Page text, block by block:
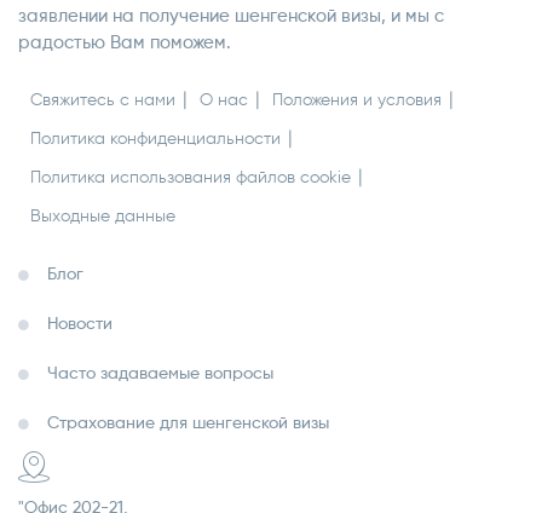
заявлении на получение шенгенской визы, и мы с
радостью Вам поможем.
Свяжитесь с нами О нас Положения и условия
Политика конфиденциальности
Политика использования файлов cookie
Выходные данные
Блог
Новости
Часто задаваемые вопросы
Страхование для шенгенской визы
"Офис 202-21,